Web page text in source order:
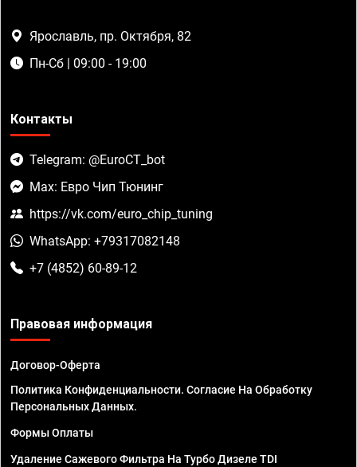
Ярославль, пр. Октября, 82
Пн-Сб | 09:00 - 19:00
Контакты
Telegram: @EuroCT_bot
Max: Евро Чип Тюнинг
https://vk.com/euro_chip_tuning
WhatsApp: +79317082148
+7 (4852) 60-89-12
Правовая информация
Договор-Оферта
Политика Конфиденциальности. Согласие На Обработку
Персональных Данных.
Формы Оплаты
Удаление Сажевого Фильтра На Турбо Дизеле TDI